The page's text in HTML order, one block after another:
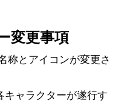
変更事項
称とアイコンが変更さ
キャラクターが遂行す